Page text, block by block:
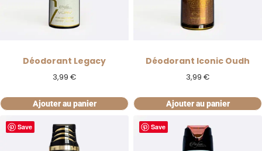
Déodorant Legacy
3,99 €
Ajouter au panier
Déodorant Iconic Oudh
3,99 €
Ajouter au panier
Save Save